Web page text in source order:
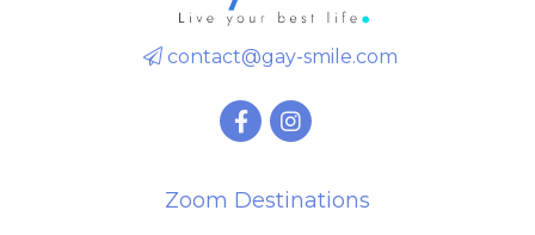
contact@gay-smile.com
Zoom Destinations